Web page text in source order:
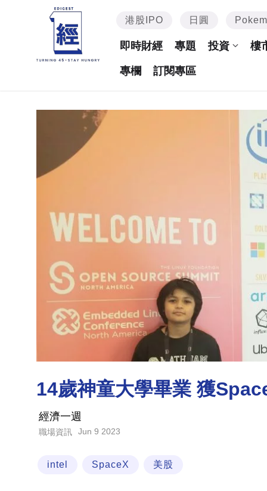
港股IPO 日圓
即時財經 專題 投資 樓
專欄 訂閱專區
14歲神童大學畢業 獲
經濟一週
職場資訊 Jun 9 2023
intel SpaceX 美股